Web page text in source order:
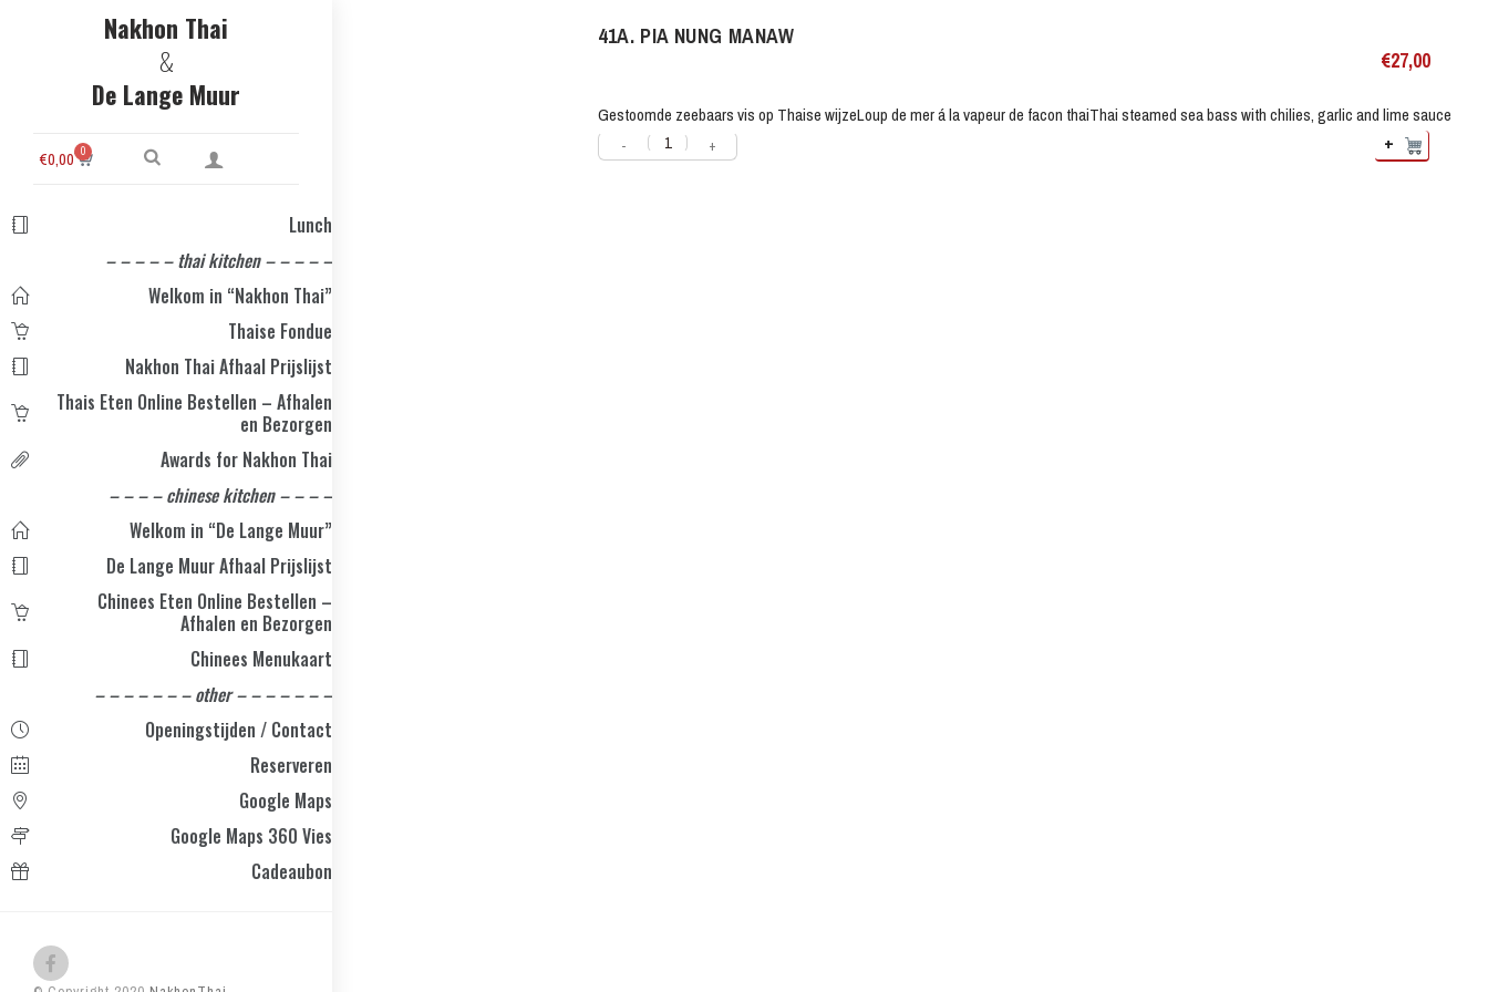
Nakhon Thai
&
De Lange Muur
€0,00 0
Lunch
– – – – – thai kitchen – – – – –
Welkom in “Nakhon Thai”
Thaise Fondue
Nakhon Thai Afhaal Prijslijst
Thais Eten Online Bestellen – Afhalen
en Bezorgen
Awards for Nakhon Thai
– – – – chinese kitchen – – – –
Welkom in “De Lange Muur”
De Lange Muur Afhaal Prijslijst
Chinees Eten Online Bestellen –
Afhalen en Bezorgen
Chinees Menukaart
– – – – – – – other – – – – – – –
Openingstijden / Contact
Reserveren
Google Maps
Google Maps 360 Vies
Cadeaubon
41A. PIA NUNG MANAW
€27,00
Gestoomde zeebaars vis op Thaise wijzeLoup de mer á la vapeur de facon thaiThai steamed sea bass with chilies, garlic and lime sauce
- + +